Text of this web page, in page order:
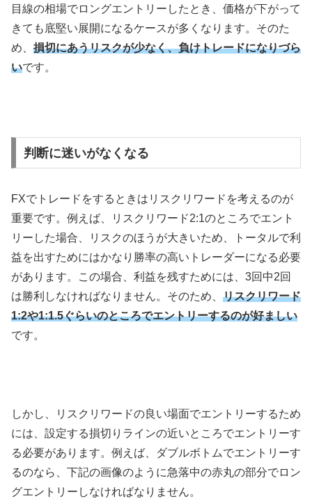
目線の相場でロングエントリーしたとき、価格が下がって
きても底堅い展開になるケースが多くなります。そのた
め、 損切にあうリスクが少なく、負けトレードになりづら
いです。
判断に迷いがなくなる
FXでトレードをするときはリスクリワードを考えるのが
重要です。例えば、リスクリワード2:1のところでエント
リーした場合、リスクのほうが大きいため、トータルで利
益を出すためにはかなり勝率の高いトレーダーになる必要
があります。この場合、利益を残すためには、 3回中2回
は勝利しなければなりません。そのため、 リスクリワード
1:2や1:1.5ぐらいのところでエントリーするのが好ましい
です。
しかし、リスクリワードの良い場面でエントリーするため
には、設定する損切りラインの近いところでエントリーす
る必要があります。例えば、ダブルボトムでエントリーす
るのなら、下記の画像のように急落中の赤丸の部分でロン
グエントリーしなければなりません。